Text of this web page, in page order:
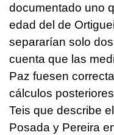
documentado uno
edad del de
separarían solo
cuenta que las
Paz fuesen
cálculos
Teis que describe
Posada y Pereira